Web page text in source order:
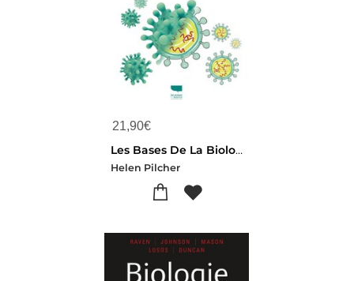
21,90€
Les Bases De La Biologie En 70 Notions Illustrees
Helen Pilcher